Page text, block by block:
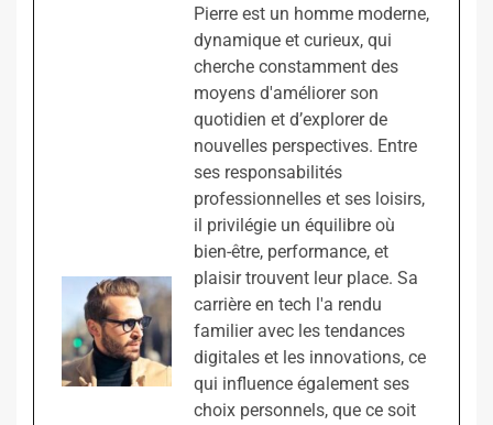
Pierre est un homme moderne,
dynamique et curieux, qui
cherche constamment des
moyens d'améliorer son
quotidien et d’explorer de
nouvelles perspectives. Entre
ses responsabilités
professionnelles et ses loisirs,
il privilégie un équilibre où
bien-être, performance, et
plaisir trouvent leur place. Sa
carrière en tech l'a rendu
familier avec les tendances
digitales et les innovations, ce
qui influence également ses
choix personnels, que ce soit